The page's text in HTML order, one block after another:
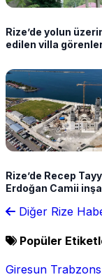
Rize’de yolun
edilen villa
Rize’de Recep
Erdoğan Camii
Diğer Rize
Popüler
Giresun